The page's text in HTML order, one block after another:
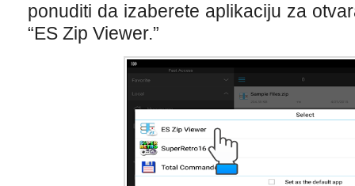
ponuditi da izaberete aplikaciju za
“ES Zip Viewer.”